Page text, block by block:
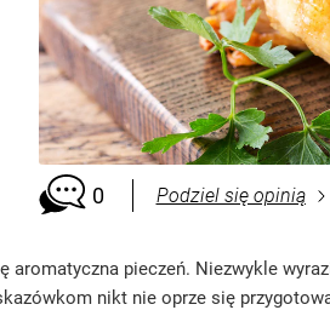
0 Podziel się opinią
pieczeń. Niezwykle
nikt nie oprze się